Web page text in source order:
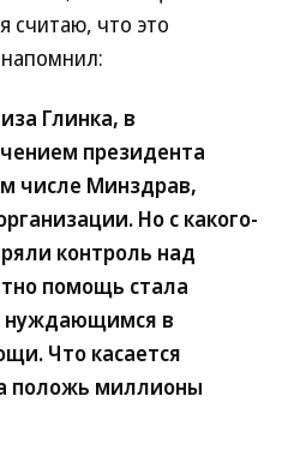
что это
Глинка, в
президента
числе Минздрав,
Но с какого-
контроль над
помощь стала
нуждающимся в
Что касается
положь миллионы